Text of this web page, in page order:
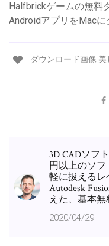
Halfbrickゲームの無料
AndroidアプリをMac
ダウンロード画像
3D CADソフ
円以上のソ
軽に扱えるレ
Autodesk
えた、基本無
2020/04/29